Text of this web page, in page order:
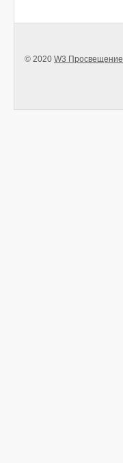
© 2020 W3 Просвещение